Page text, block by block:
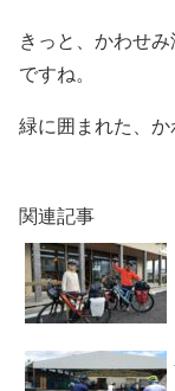
きっと、かわせ
ですね。
緑に囲まれた、か
関連記事